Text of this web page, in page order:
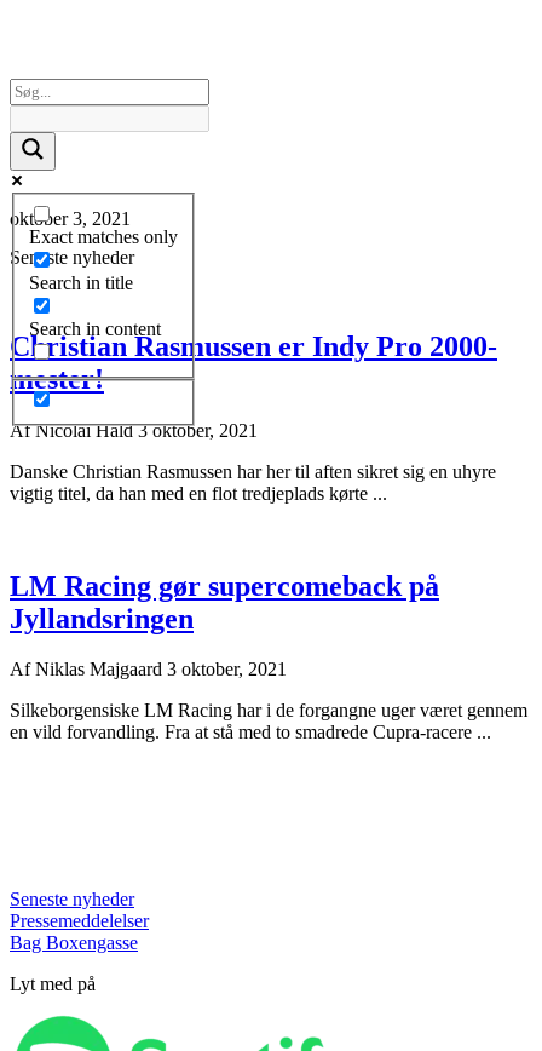
Exact matches only
Search in title
Search in content
oktober 3, 2021
Seneste nyheder
Christian Rasmussen er Indy Pro 2000-
mester!
AfNicolai Hald3 oktober, 2021
Danske Christian Rasmussen har her til aften sikret sig en uhyre
vigtig titel, da han med en flot tredjeplads kørte ...
LM Racing gør supercomeback på
Jyllandsringen
AfNiklas Majgaard 3 oktober, 2021
Silkeborgensiske LM Racing har i de forgangne uger været gennem
en vild forvandling. Fra at stå med to smadrede Cupra-racere ...
Seneste nyheder
Pressemeddelelser
Bag Boxengasse
Lyt med på